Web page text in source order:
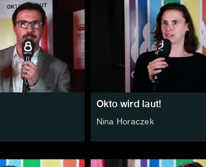
Okto wird laut!
Nina Horaczek